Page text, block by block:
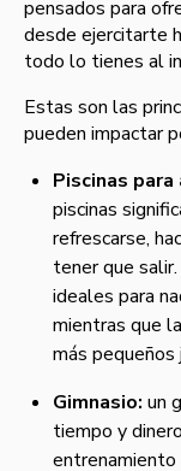
pensados para
desde ejercitarte
todo lo tienes al
Estas son las
pueden impactar
Piscinas
piscinas
refrescarse,
tener que
ideales para
mientras que
más pequeños
Gimnasio: un
tiempo y
entrenamiento